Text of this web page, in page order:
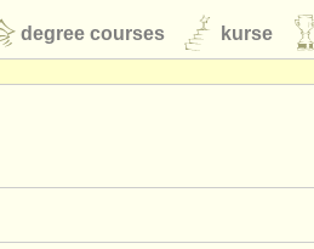
degree courses kurse